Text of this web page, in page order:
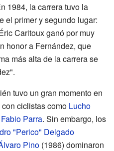
1984, la carrera tuvo la
el primer y segundo lugar:
Caritoux ganó por muy
honor a Fernández, que
más alta de la carrera se
tuvo un gran momento en
ciclistas como Lucho
Fabio Parra. Sin embargo, los
"Perico" Delgado
Pino (1986) dominaron